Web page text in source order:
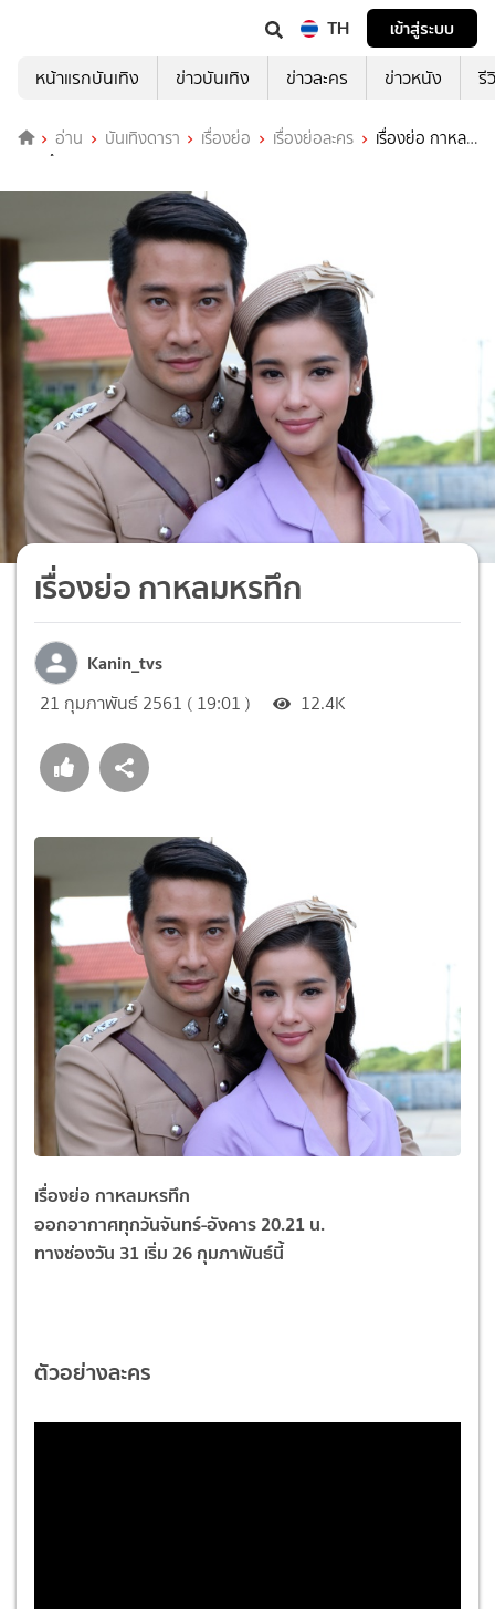
TH
เข้าสู่ระบบ
หน้าแรกบันเทิง
ข่าวบันเทิง ข่าวละคร ข่าวหนัง รี
อ่าน บันเทิงดารา เรื่องย่อ เรื่องย่อละคร
เรื่องย่อ กาหล
มหรทึก
เรื่องย่อ กาหลมหรทึก
Kanin_tvs
21 กุมภาพันธ์ 2561 ( 19:01 ) 12.4K
เรื่องย่อ กาหลมหรทึก
ออกอากาศทุกวันจันทร์-อังคาร 20.21 น.
ทางช่องวัน 31เริ่ม 26 กุมภาพันธ์นี้
ตัวอย่างละคร